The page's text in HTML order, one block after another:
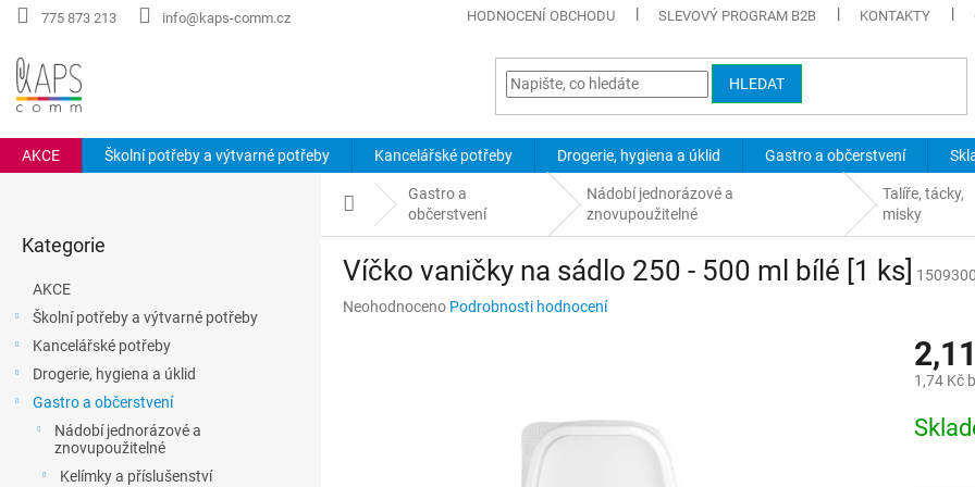
Přejít
775 873 213 info@kaps-comm.cz HODNOCENÍ OBCHODU SLEVOVÝ PROGRAM B2B KONTAKTY
HLEDAT
AKCE Školní potřeby a výtvarné potřeby Kancelářské potřeby Drogerie, hygiena a úklid Gastro a občerstvení
kategorie
Kategorie
AKCE
Školní potřeby a výtvarné potřeby
Kancelářské potřeby
Drogerie, hygiena a úklid
Gastro a občerstvení
Nádobí jednorázové a
znovupoužitelné
Kelímky a příslušenství
Domů
Gastro a
občerstvení
Nádobí jednorázové a
znovupoužitelné
Talíře, tácky,
misky
Víčko vaničky na sádlo 250 - 500 ml bílé [1 ks]
Průměrné
Neohodnoceno Podrobnosti hodnocení
1,74 Kč
cena: